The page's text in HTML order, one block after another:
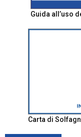
Guida all’uso
Carta di